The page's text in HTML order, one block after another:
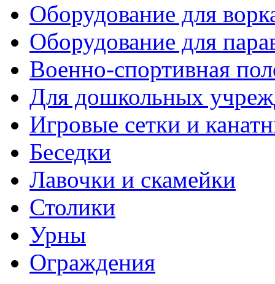
Оборудование для
Оборудование для
Военно-спортивная
Для дошкольных
Игровые сетки и
Беседки
Лавочки и скамейки
Столики
Урны
Ограждения